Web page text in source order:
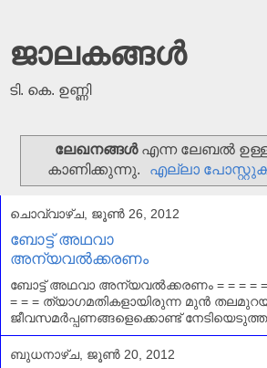
ജാലകങ്ങൾ
ടി. കെ. ഉണ്ണി
ലേഖനങ്ങള്‍എന്ന ലേബല്‍
കാണിക്കുന്നു.
എല്ലാ
ചൊവ്വാഴ്ച, ജൂൺ 26, 2012
ബോട്ട് അഥവാ
അന്യവൽക്കരണം
ബോട്ട് അഥവാ അന്യവൽക്കരണം = = = = = =
= = = ത്യാഗമതികളായിരുന്ന മുൻ
ജീവസമർപ്പണങ്ങളെക്കൊണ്ട് നേടിയെടുത്ത
ബുധനാഴ്‌ച, ജൂൺ 20, 2012